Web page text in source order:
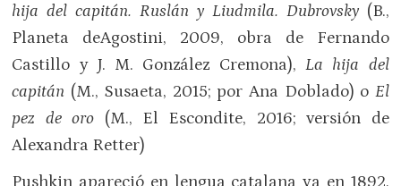
hija del capitán. Ruslán y Liudmila. Dubrovsky(B.,
Planeta deAgostini, 2009, obra de Fernando
Castillo y J. M. González Cremona),La hija del
capitán (M., Susaeta, 2015; por Ana Doblado) o El
pez de oro (M., El Escondite, 2016; versión de
Alexandra Retter)